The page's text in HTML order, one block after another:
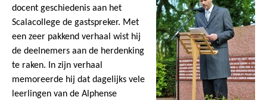
docent geschiedenis aan het
Scalacollege de gastspreker. Met
een zeer pakkend verhaal wist hij
de deelnemers aan de herdenking
te raken. In zijn verhaal
memoreerde hij dat dagelijks vele
leerlingen van de Alphense